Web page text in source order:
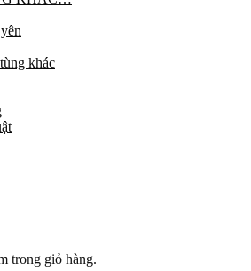
khác
trong giỏ hàng.